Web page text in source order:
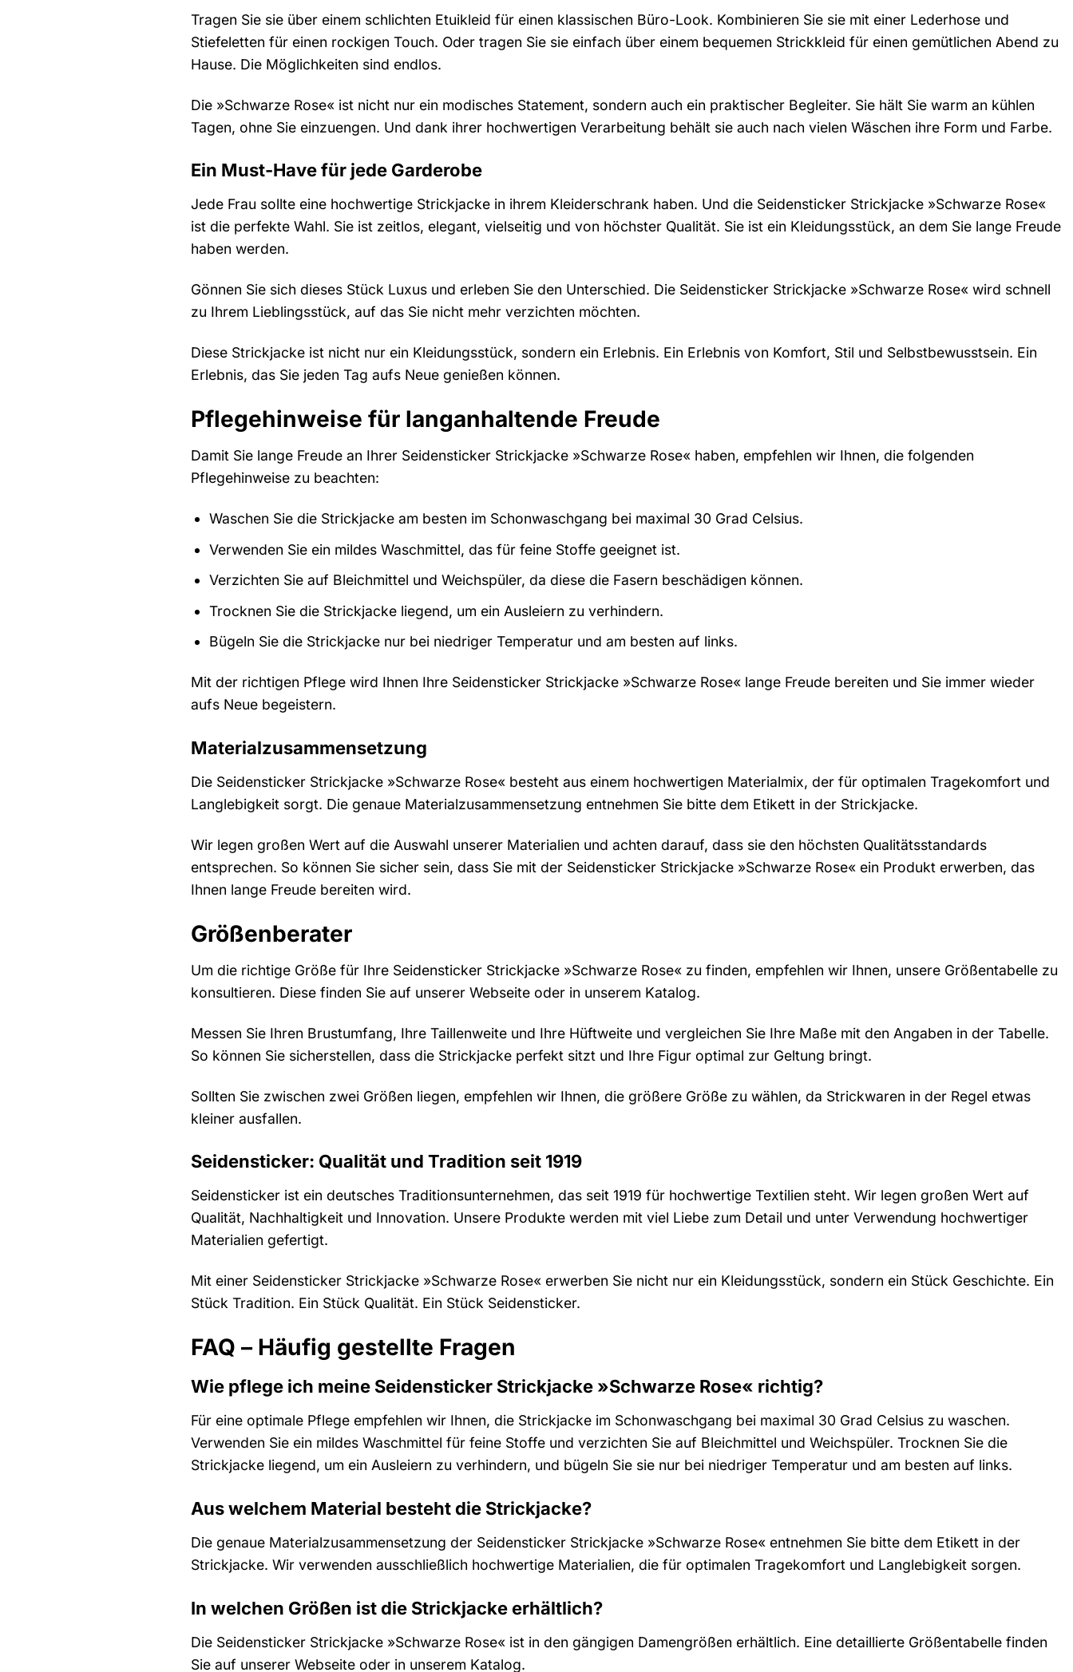
Tragen Sie sie über einem schlichten Etuikleid für einen klassischen Büro-Look. Kombinieren Sie sie mit einer Lederhose und
Stiefeletten für einen rockigen Touch. Oder tragen Sie sie einfach über einem bequemen Strickkleid für einen gemütlichen Abend zu
Hause. Die Möglichkeiten sind endlos.
Die »Schwarze Rose« ist nicht nur ein modisches Statement, sondern auch ein praktischer Begleiter. Sie hält Sie warm an kühlen
Tagen, ohne Sie einzuengen. Und dank ihrer hochwertigen Verarbeitung behält sie auch nach vielen Wäschen ihre Form und Farbe.
Ein Must-Have für jede Garderobe
Jede Frau sollte eine hochwertige Strickjacke in ihrem Kleiderschrank haben. Und die Seidensticker Strickjacke »Schwarze Rose«
ist die perfekte Wahl. Sie ist zeitlos, elegant, vielseitig und von höchster Qualität. Sie ist ein Kleidungsstück, an dem Sie lange Freude
haben werden.
Gönnen Sie sich dieses Stück Luxus und erleben Sie den Unterschied. Die Seidensticker Strickjacke »Schwarze Rose« wird schnell
zu Ihrem Lieblingsstück, auf das Sie nicht mehr verzichten möchten.
Diese Strickjacke ist nicht nur ein Kleidungsstück, sondern ein Erlebnis. Ein Erlebnis von Komfort, Stil und Selbstbewusstsein. Ein
Erlebnis, das Sie jeden Tag aufs Neue genießen können.
Pflegehinweise für langanhaltende Freude
Damit Sie lange Freude an Ihrer Seidensticker Strickjacke »Schwarze Rose« haben, empfehlen wir Ihnen, die folgenden
Pflegehinweise zu beachten:
Waschen Sie die Strickjacke am besten im Schonwaschgang bei maximal 30 Grad Celsius.
Verwenden Sie ein mildes Waschmittel, das für feine Stoffe geeignet ist.
Verzichten Sie auf Bleichmittel und Weichspüler, da diese die Fasern beschädigen können.
Trocknen Sie die Strickjacke liegend, um ein Ausleiern zu verhindern.
Bügeln Sie die Strickjacke nur bei niedriger Temperatur und am besten auf links.
Mit der richtigen Pflege wird Ihnen Ihre Seidensticker Strickjacke »Schwarze Rose« lange Freude bereiten und Sie immer wieder
aufs Neue begeistern.
Materialzusammensetzung
Die Seidensticker Strickjacke »Schwarze Rose« besteht aus einem hochwertigen Materialmix, der für optimalen Tragekomfort und
Langlebigkeit sorgt. Die genaue Materialzusammensetzung entnehmen Sie bitte dem Etikett in der Strickjacke.
Wir legen großen Wert auf die Auswahl unserer Materialien und achten darauf, dass sie den höchsten Qualitätsstandards
entsprechen. So können Sie sicher sein, dass Sie mit der Seidensticker Strickjacke »Schwarze Rose« ein Produkt erwerben, das
Ihnen lange Freude bereiten wird.
Größenberater
Um die richtige Größe für Ihre Seidensticker Strickjacke »Schwarze Rose« zu finden, empfehlen wir Ihnen, unsere Größentabelle zu
konsultieren. Diese finden Sie auf unserer Webseite oder in unserem Katalog.
Messen Sie Ihren Brustumfang, Ihre Taillenweite und Ihre Hüftweite und vergleichen Sie Ihre Maße mit den Angaben in der Tabelle.
So können Sie sicherstellen, dass die Strickjacke perfekt sitzt und Ihre Figur optimal zur Geltung bringt.
Sollten Sie zwischen zwei Größen liegen, empfehlen wir Ihnen, die größere Größe zu wählen, da Strickwaren in der Regel etwas
kleiner ausfallen.
Seidensticker: Qualität und Tradition seit 1919
Seidensticker ist ein deutsches Traditionsunternehmen, das seit 1919 für hochwertige Textilien steht. Wir legen großen Wert auf
Qualität, Nachhaltigkeit und Innovation. Unsere Produkte werden mit viel Liebe zum Detail und unter Verwendung hochwertiger
Materialien gefertigt.
Mit einer Seidensticker Strickjacke »Schwarze Rose« erwerben Sie nicht nur ein Kleidungsstück, sondern ein Stück Geschichte. Ein
Stück Tradition. Ein Stück Qualität. Ein Stück Seidensticker.
FAQ – Häufig gestellte Fragen
Wie pflege ich meine Seidensticker Strickjacke »Schwarze Rose« richtig?
Für eine optimale Pflege empfehlen wir Ihnen, die Strickjacke im Schonwaschgang bei maximal 30 Grad Celsius zu waschen.
Verwenden Sie ein mildes Waschmittel für feine Stoffe und verzichten Sie auf Bleichmittel und Weichspüler. Trocknen Sie die
Strickjacke liegend, um ein Ausleiern zu verhindern, und bügeln Sie sie nur bei niedriger Temperatur und am besten auf links.
Aus welchem Material besteht die Strickjacke?
Die genaue Materialzusammensetzung der Seidensticker Strickjacke »Schwarze Rose« entnehmen Sie bitte dem Etikett in der
Strickjacke. Wir verwenden ausschließlich hochwertige Materialien, die für optimalen Tragekomfort und Langlebigkeit sorgen.
In welchen Größen ist die Strickjacke erhältlich?
Die Seidensticker Strickjacke »Schwarze Rose« ist in den gängigen Damengrößen erhältlich. Eine detaillierte Größentabelle finden
Sie auf unserer Webseite oder in unserem Katalog.